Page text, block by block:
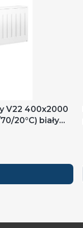
V22 400x2000
20°C) biały